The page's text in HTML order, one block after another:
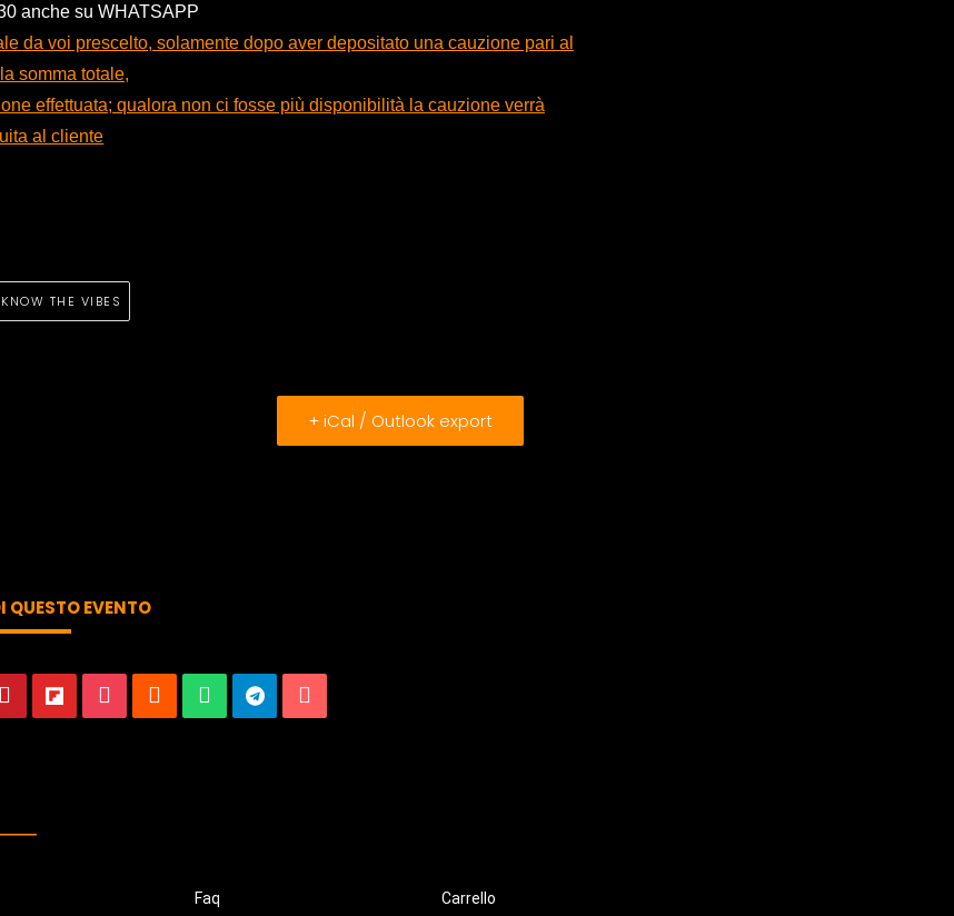
anche su WHATSAPP
da voi prescelto, solamente dopo aver depositato una cauzione pari al
somma totale,
effettuata; qualora non ci fosse più disponibilità la cauzione verrà
al cliente
THE VIBES
+ iCal / Outlook export
QUESTO EVENTO
Faq Carrello